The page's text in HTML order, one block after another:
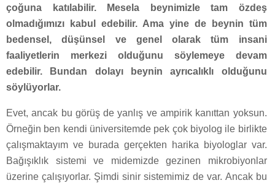
çoğuna katılabilir. Mesela beynimizle tam özdeş
olmadığımızı kabul edebilir. Ama yine de beynin tüm
bedensel, düşünsel ve genel olarak tüm insani
faaliyetlerin merkezi olduğunu söylemeye devam
edebilir. Bundan dolayı beynin ayrıcalıklı olduğunu
söylüyorlar.
Evet, ancak bu görüş de yanlış ve ampirik kanıttan yoksun.
Örneğin ben kendi üniversitemde pek çok biyolog ile birlikte
çalışmaktayım ve burada gerçekten harika biyologlar var.
Bağışıklık sistemi ve midemizde gezinen mikrobiyonlar
üzerine çalışıyorlar. Şimdi sinir sistemimiz de var. Ancak bu